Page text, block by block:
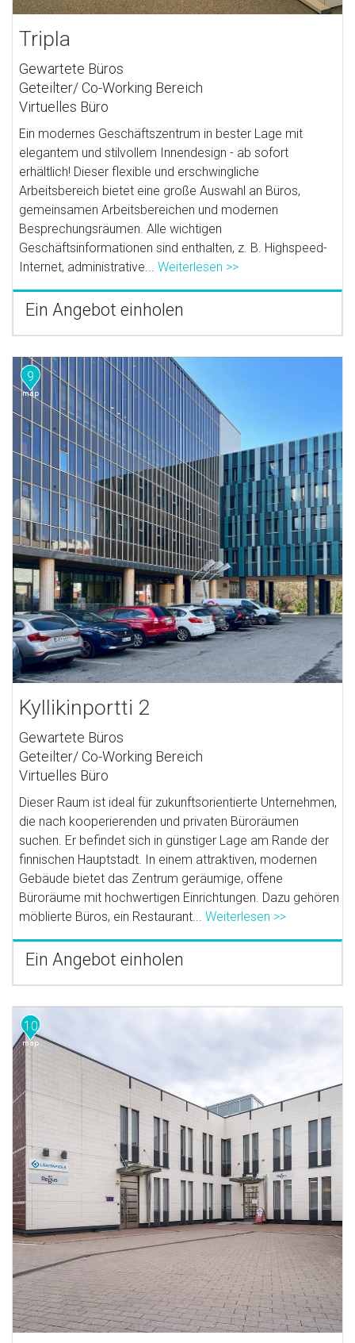
Tripla
Gewartete Büros
Geteilter/ Co-Working Bereich
Virtuelles Büro
Ein modernes Geschäftszentrum in bester Lage mit
elegantem und stilvollem Innendesign - ab sofort
erhältlich! Dieser flexible und erschwingliche
Arbeitsbereich bietet eine große Auswahl an Büros,
gemeinsamen Arbeitsbereichen und modernen
Besprechungsräumen. Alle wichtigen
Geschäftsinformationen sind enthalten, z. B. Highspeed-
Internet, administrative...Weiterlesen >>
Ein Angebot einholen
9
Kyllikinportti 2
Gewartete Büros
Geteilter/ Co-Working Bereich
Virtuelles Büro
Dieser Raum ist ideal für zukunftsorientierte Unternehmen,
die nach kooperierenden und privaten Büroräumen
suchen. Er befindet sich in günstiger Lage am Rande der
finnischen Hauptstadt. In einem attraktiven, modernen
Gebäude bietet das Zentrum geräumige, offene
Büroräume mit hochwertigen Einrichtungen. Dazu gehören
möblierte Büros, ein Restaurant...Weiterlesen >>
Ein Angebot einholen
10